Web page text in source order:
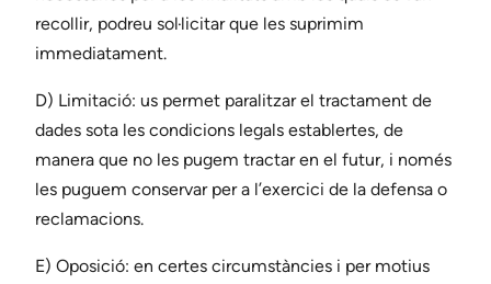
recollir, podreu sol·licitar que les suprimim
immediatament.
D) Limitació: us permet paralitzar el tractament de
dades sota les condicions legals establertes, de
manera que no les pugem tractar en el futur, i només
les puguem conservar per a l’exercici de la defensa o
reclamacions.
E) Oposició: en certes circumstàncies i per motius